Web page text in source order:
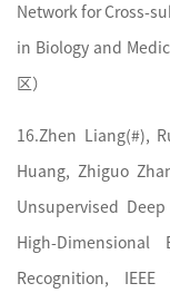
Network for Cross-
in Biology and
区）
16. Zhen Liang(#),
Huang, Zhiguo
Unsupervised
High-
Recognition,